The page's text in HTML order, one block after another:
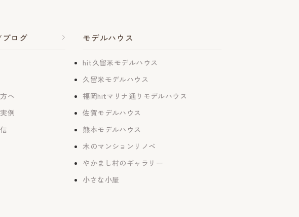
ログ
へ
例
モデルハウス
hit久留米モデルハウス
久留米モデルハウス
福岡hitマリナ通りモデルハウス
佐賀モデルハウス
熊本モデルハウス
木のマンションリノベ
やかまし村のギャラリー
小さな小屋